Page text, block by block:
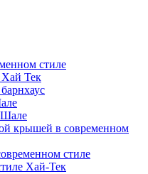
стиле
Тек
Шале
крышей в современном
стиле
Хай-Тек